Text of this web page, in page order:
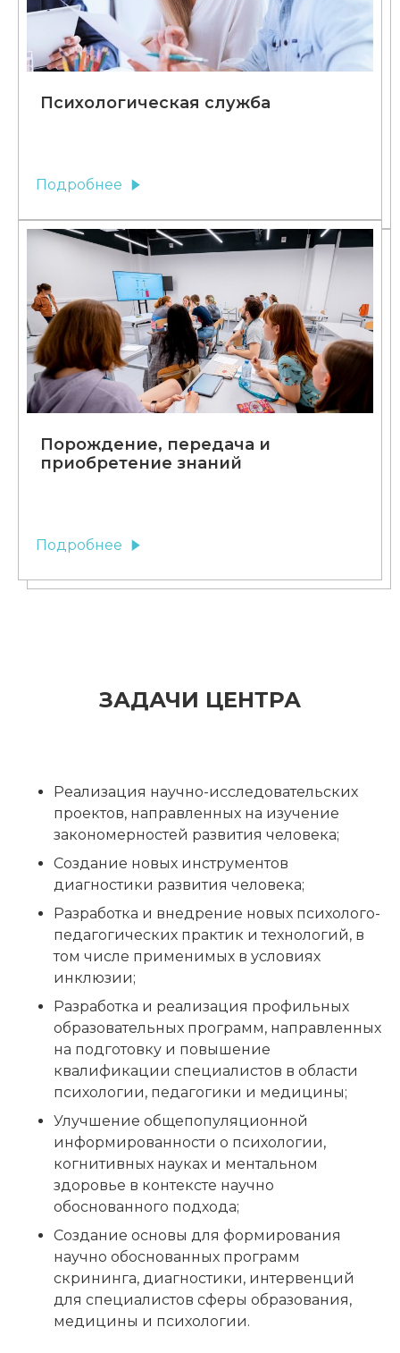
Психологическая служба
Подробнее
Порождение, передача и
приобретение знаний
Подробнее
ЗАДАЧИ ЦЕНТРА
Реализация научно-исследовательских
проектов, направленных на изучение
закономерностей развития человека;
Создание новых инструментов
диагностики развития человека;
Разработка и внедрение новых психолого-
педагогических практик и технологий, в
том числе применимых в условиях
инклюзии;
Разработка и реализация профильных
образовательных программ, направленных
на подготовку и повышение
квалификации специалистов в области
психологии, педагогики и медицины;
Улучшение общепопуляционной
информированности о психологии,
когнитивных науках и ментальном
здоровье в контексте научно
обоснованного подхода;
Создание основы для формирования
научно обоснованных программ
скрининга, диагностики, интервенций
для специалистов сферы образования,
медицины и психологии.